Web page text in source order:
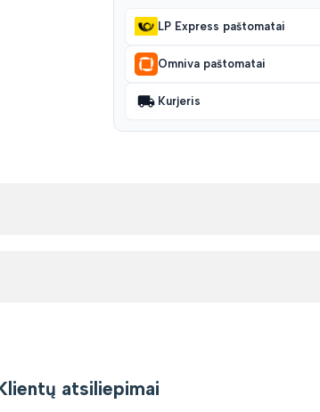
LP Express paštomatai
Omniva paštomatai
Kurjeris
atsiliepimai